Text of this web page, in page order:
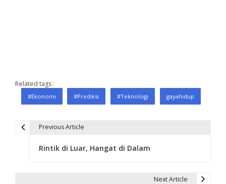
Related tags :
#Ekonomi #Prediksi #Teknologi gayahidup
Previous Article
Rintik di Luar, Hangat di Dalam
Next Article